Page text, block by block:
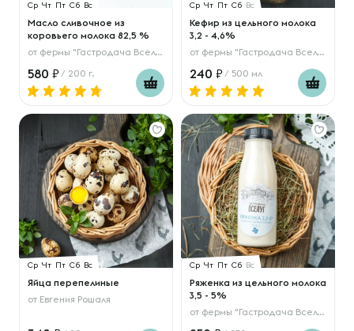
Ср Чт Пт Сб Вс
Масло сливочное из
коровьего молока 82,5 %
от фермы "Гастродача Вселуг"
580 / 200 г.
Ср Чт Пт Сб Вс
Кефир из цельного молока
3,2 - 4,6%
от фермы "Гастродача Вселуг"
240 / 500 мл
Ср Чт Пт Сб Вс
Яйца перепелиные
от Евгения Рошаля
Ср Чт Пт Сб Вс
Ряженка из цельного молока
3,5 - 5%
от фермы "Гастродача Вселуг"